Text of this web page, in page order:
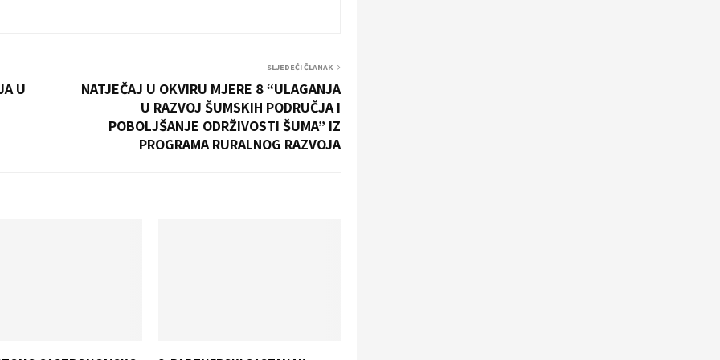
U
SLJEDEĆI ČLANAK
NATJEČAJ U OKVIRU MJERE 8 “ULAGANJA
U RAZVOJ ŠUMSKIH PODRUČJA I
POBOLJŠANJE ODRŽIVOSTI ŠUMA” IZ
PROGRAMA RURALNOG RAZVOJA